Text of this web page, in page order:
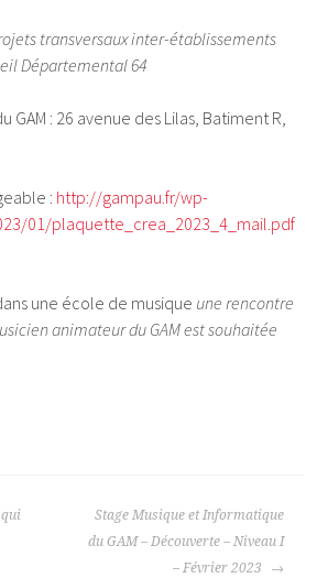
transversaux inter-établissements
Départemental 64
GAM : 26 avenue des Lilas, Batiment R,
: http://gampau.fr/wp-
01/plaquette_crea_2023_4_mail.pdf
une école de musique une rencontre
animateur du GAM est souhaitée
Stage Musique et Informatique
du GAM – Découverte – Niveau I
– Février 2023